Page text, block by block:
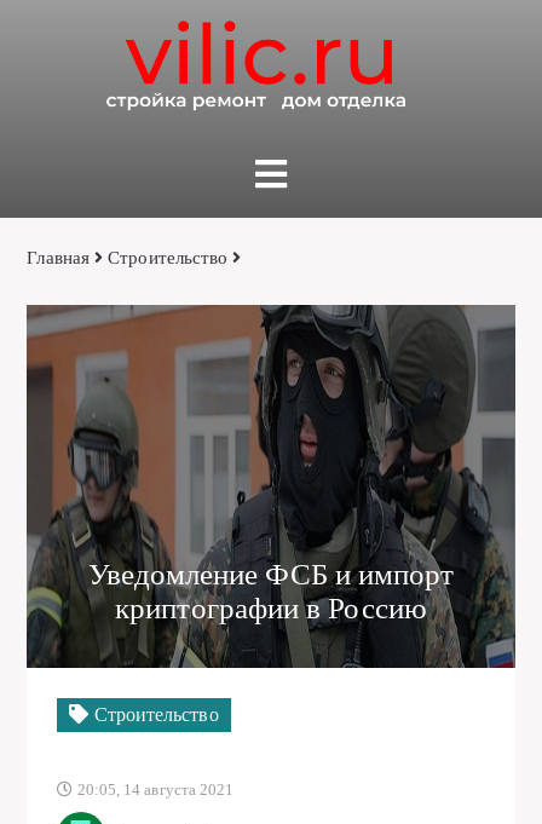
Главная Строительство
Уведомление ФСБ и импорт
криптографии в Россию
Строительство
20:05, 14 августа 2021